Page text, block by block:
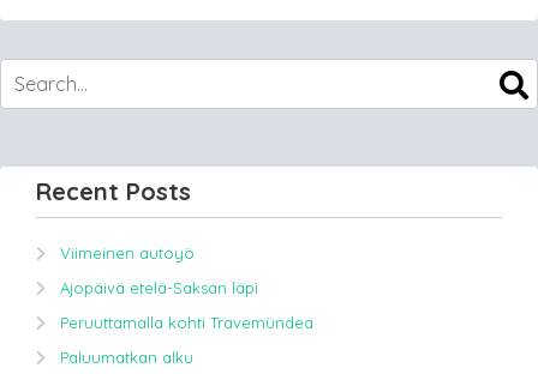
Recent Posts
Viimeinen autoyö
Ajopäivä etelä-Saksan läpi
Peruuttamalla kohti Travemündea
Paluumatkan alku